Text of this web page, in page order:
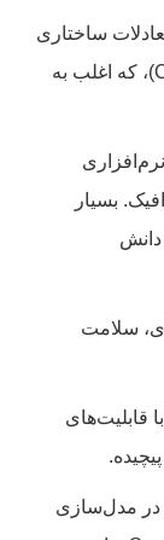
ساختاری
(SEM) و تحلیل عاملی تاییدی (CFA)، که اغلب به
بسیار
دانش
سلامت
قابلیت‌های
مدل‌سازی